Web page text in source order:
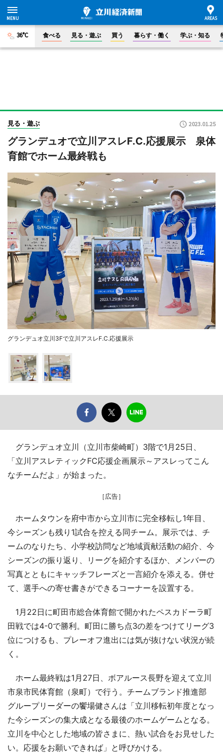
36°C 食べる 見る・遊ぶ 買う 暮らす・働く 学ぶ・知る
見る・遊ぶ 2023.01.25
グランデュオで立川アスレF.C.応援展示 泉体
育館でホーム最終戦も
グランデュオ立川3Fで立川アスレF.C.応援展示
グランデュオ立川（立川市柴崎町）3階で1月25日、
「立川アスレティックFC応援企画展示～アスレってこん
なチームだよ」が始まった。
［広告］
ホームタウンを府中市から立川市に完全移転し1年目、
今シーズンも残り1試合を控える同チーム。展示では、チ
ームのなりたち、小学校訪問など地域貢献活動の紹介、今
シーズンの振り返り、リーグを紹介するほか、メンバーの
写真とともにキャッチフレーズと一言紹介を添える。併せ
て、選手への寄せ書きができるコーナーを設置する。
1月22日に町田市総合体育館で開かれたペスカドーラ町
田戦では4-0で勝利。町田に勝ち点3の差をつけてリーグ3
位につけるも、プレーオフ進出には気が抜けない状況が続
く。
ホーム最終戦は1月27日、ボアルース長野を迎えて立川
市泉市民体育館（泉町）で行う。チームブランド推進部
グループリーダーの饗場健さんは「立川移転初年度となっ
た今シーズンの集大成となる最後のホームゲームとなる。
立川を中心とした地域の皆さまに、熱い試合をお見せした
い。応援をお願いできれば」と呼びかける。